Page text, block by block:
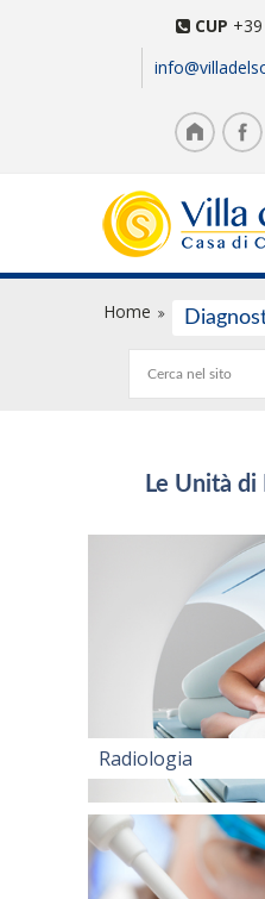
CUP
Home
Le Unità
Radiologia